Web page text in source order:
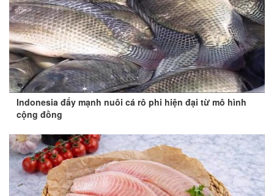
Indonesia đẩy mạnh nuôi cá rô phi hiện đại từ mô hình
cộng đồng